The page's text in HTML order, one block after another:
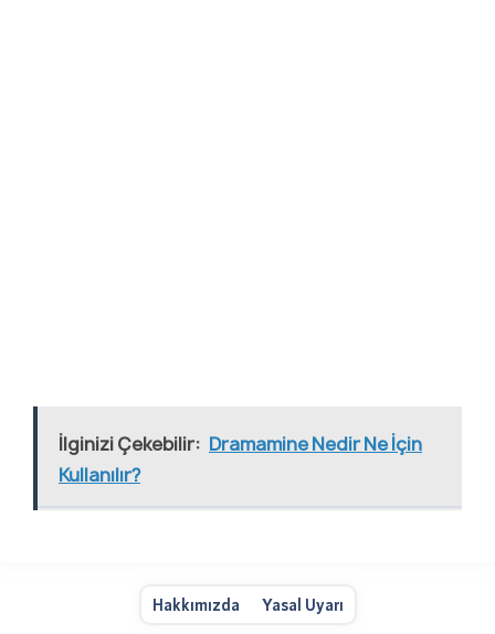
İlginizi Çekebilir: Dramamine Nedir Ne İçin
Kullanılır?
Hakkımızda Yasal Uyarı